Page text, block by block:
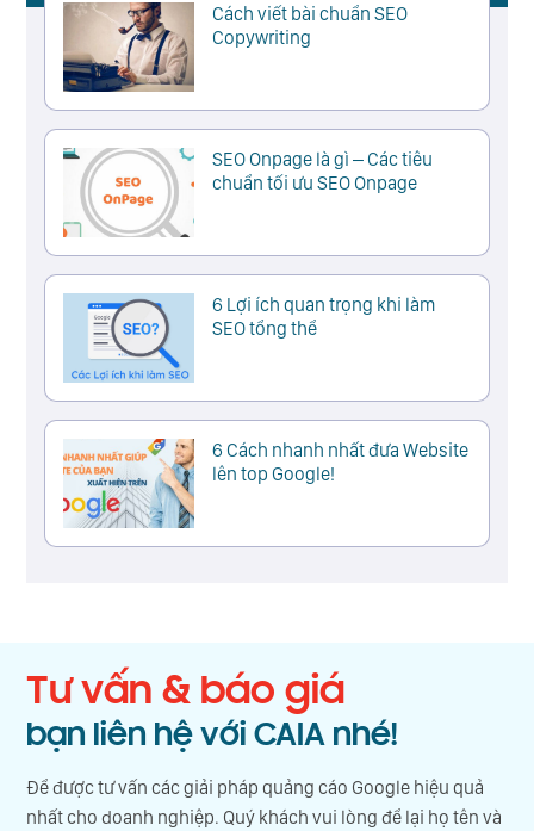
Cách viết bài chuẩn SEO
Copywriting
SEO Onpage là gì – Các tiêu
chuẩn tối ưu SEO Onpage
6 Lợi ích quan trọng khi làm
SEO tổng thể
6 Cách nhanh nhất đưa Website
lên top Google!
Tư vấn & báo giá
bạn liên hệ với CAIA nhé!
Để được tư vấn các giải pháp quảng cáo Google hiệu quả
nhất cho doanh nghiệp. Quý khách vui lòng để lại họ tên và